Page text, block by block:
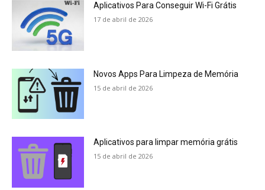
Aplicativos Para Conseguir Wi-Fi Grátis
17 de abril de 2026
Novos Apps Para Limpeza de Memória
15 de abril de 2026
Aplicativos para limpar memória grátis
15 de abril de 2026